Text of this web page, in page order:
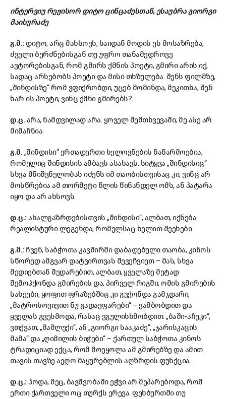
ინტერვიუ რეჟისორ დიტო ცინცაძესთან, ესაუბრა გიორგი
მაისურაძე
გ.მ.: დიტო, არც მახსოვს, საიდან მოდის ეს მოსაზრება,
ძველი ბერძნებისგან თუ უფრო თანამედროვე
ავტორებისგან, რომ გმირს ქმნის პოეტი, გმირი არის იქ,
სადაც არსებობს პოეტი და მისი თხზულება. შენს ფილმზე,
„შინდისზე“ რომ ვფიქრობდი, უცებ მომინდა, მეკითხა, შენ
ხარ ის პოეტი, ვინც ქმნი გმირებს?
დ.ც. არა, ნამდვილად არა. ყოველ შემთხვევაში, მე ასე არ
მიმაჩნია.
გ.მ. „შინდისი“ ერთადერთი ხელოვნების ნაწარმოებია,
რომელიც შინდისის ამბავს ასახავს. სიტყვა „შინდისიც“
სხვა მნიშვნელობას იძენს იმ თაობისთვისაც კი, ვინც არ
მოსწრებია ამ თორმეტი წლის წინანდელ ომს, ან პატარა
იყო და არ ახსოვს.
დ.ც.: ახალგაზრდებისთვის „შინდისი“, ალბათ, იქნება
რეალისტური ლეგენდა, რომელსაც ხელით შეეხები.
გ.მ.: ჩვენ, საბჭოთა კავშირში დაბადებული თაობა, კინოს
სწორედ ამგვარ დატვირთვას შევეჩვიეთ – მას, სხვა
მედიებთან შედარებით, ალბათ, ყველაზე მეტად
შემოჰქონდა გმირების და, პირველ რიგში, ომის გმირების
სახეები, ყოფით ფრაზებშიც კი გვქონდა გამჯდარი,
„მატროსოვივით ნუ გადაეფარები“ – ვამბობდით და
ყველას გვესმოდა, რასაც ვგულისხმობდით. „ბაში-აჩუკი“,
ვთქვათ, „მამლუქი“, ან „გიორგი სააკაძე“, „ჯარისკაცის
მამა“ და „ღიმილის ბიჭები“ – ქართულ საბჭოთა კინოს
ტრადიციად ექცა, რომ მოეყოლა ამ გმირებზე და ამით
თავის თავზე აეღო მაყურებლის აღზრდის ფუნქცია.
დ.ც.: ჰოდა, მეც, ბავშვობაში ეჭვი არ მეპარებოდა, რომ
ერთი ქართველი ოც თურქს ერევა. ფეხბურთში თუ